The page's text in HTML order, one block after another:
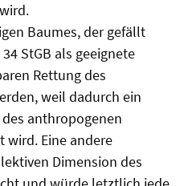
Baumes, der gefällt
StGB als geeignete
Rettung des
weil dadurch ein
anthropogenen
wird. Eine andere
Dimension des